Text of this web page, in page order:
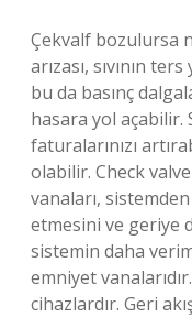
Çekvalf bozulursa
arızası, sıvının
bu da basınç
hasara yol açabilir.
faturalarınızı
olabilir. Check
vanaları,
etmesini ve geriye
sistemin daha
emniyet
cihazlardır. Geri